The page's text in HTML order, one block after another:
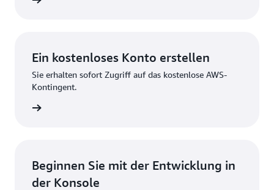
Ein kostenloses Konto erstellen
Sie erhalten sofort Zugriff auf das kostenlose AWS-
Kontingent.
Beginnen Sie mit der Entwicklung in
der Konsole